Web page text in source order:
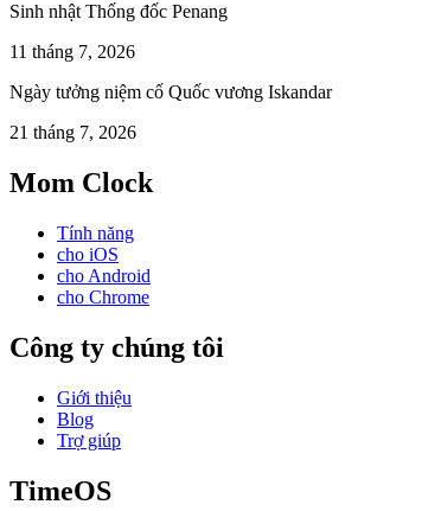
Sinh nhật Thống đốc Penang
11 tháng 7, 2026
Ngày tưởng niệm cố Quốc vương Iskandar
21 tháng 7, 2026
Mom Clock
Tính năng
cho iOS
cho Android
cho Chrome
Công ty chúng tôi
Giới thiệu
Blog
Trợ giúp
TimeOS